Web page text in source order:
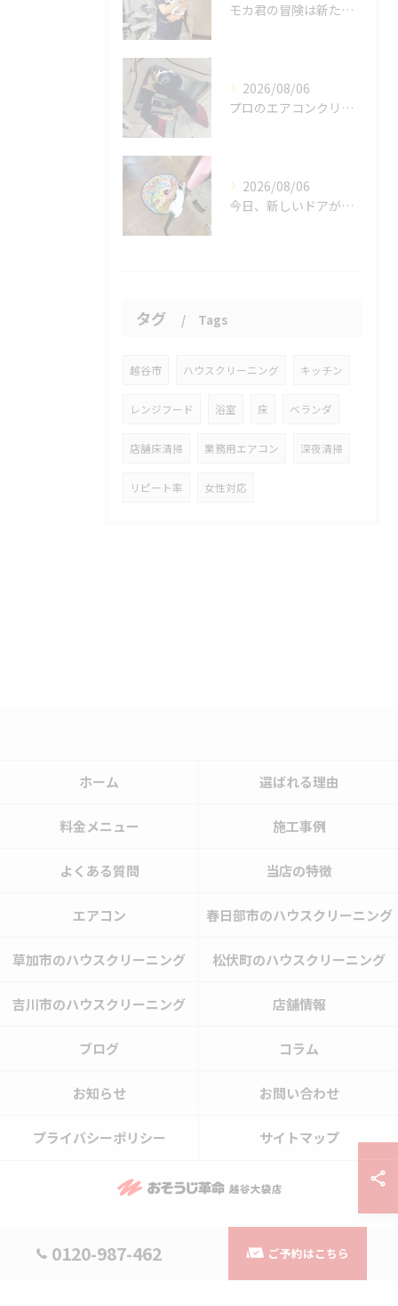
モカ君の冒険は新たな幕を開けました。
2026/08/06
プロのエアコンクリーニングは、店舗やオフィスにおいて多くのメ...
2026/08/06
今日、新しいドアが開かれました。
タグ Tags
越谷市 ハウスクリーニング キッチン
レンジフード 浴室 床 ベランダ
店舗床清掃 業務用エアコン 深夜清掃
リピート率 女性対応
0120-987-462 ご予約はこちら
ホーム 選ばれる理由
料金メニュー 施工事例
よくある質問 当店の特徴
エアコン 春日部市のハウスクリーニング
草加市のハウスクリーニング 松伏町のハウスクリーニング
吉川市のハウスクリーニング 店舗情報
ブログ コラム
お知らせ お問い合わせ
プライバシーポリシー サイトマップ
© 2026 埼玉県越谷市のハウスクリーニングならおそうじ革命越谷大袋店 ALL
RIGHTS RESERVED.